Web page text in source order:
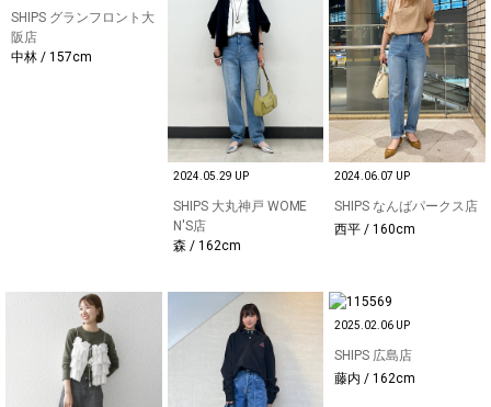
SHIPS グランフロント大
阪店
中林 / 157cm
2024.05.29 UP
SHIPS 大丸神戸 WOME
N'S店
森 / 162cm
2024.06.07 UP
SHIPS なんばパークス店
西平 / 160cm
2025.02.06 UP
SHIPS 広島店
藤内 / 162cm